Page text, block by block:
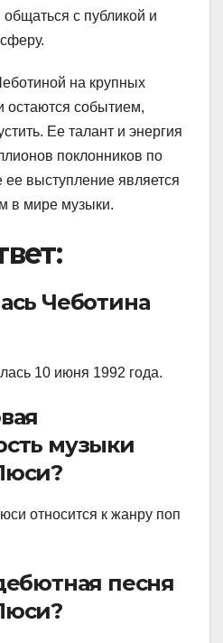
с публикой и
на крупных
остаются событием,
Ее талант и энергия
поклонников по
выступление является
в мире музыки.
Чеботина
10 июня 1992 года.
музыки
относится к жанру поп
песня